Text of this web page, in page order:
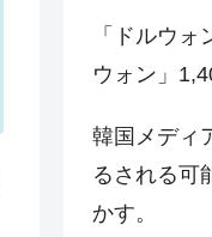
「ドルウ
ウォン」
韓国メディ
るされる可
かす。